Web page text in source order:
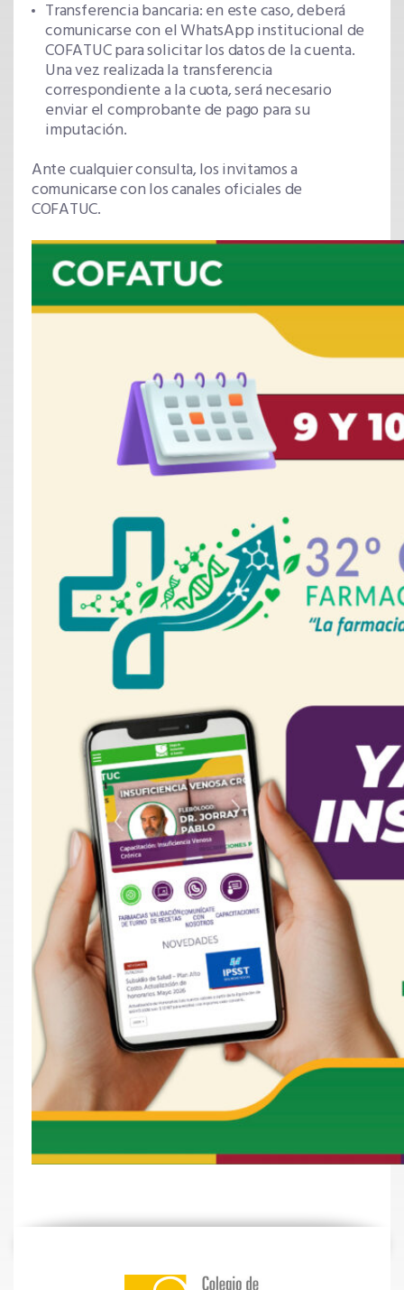
Transferencia bancaria: en este caso, deberá
comunicarse con el WhatsApp institucional de
COFATUC para solicitar los datos de la cuenta.
Una vez realizada la transferencia
correspondiente a la cuota, será necesario
enviar el comprobante de pago para su
imputación.
Ante cualquier consulta, los invitamos a
comunicarse con los canales oficiales de
COFATUC.